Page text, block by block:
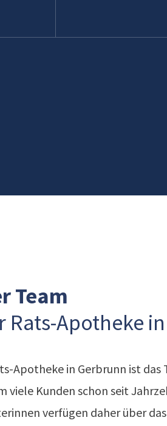
Team
Rats-Apotheke
Apotheke in Gerbrunn ist
viele Kunden schon seit
verfügen daher über